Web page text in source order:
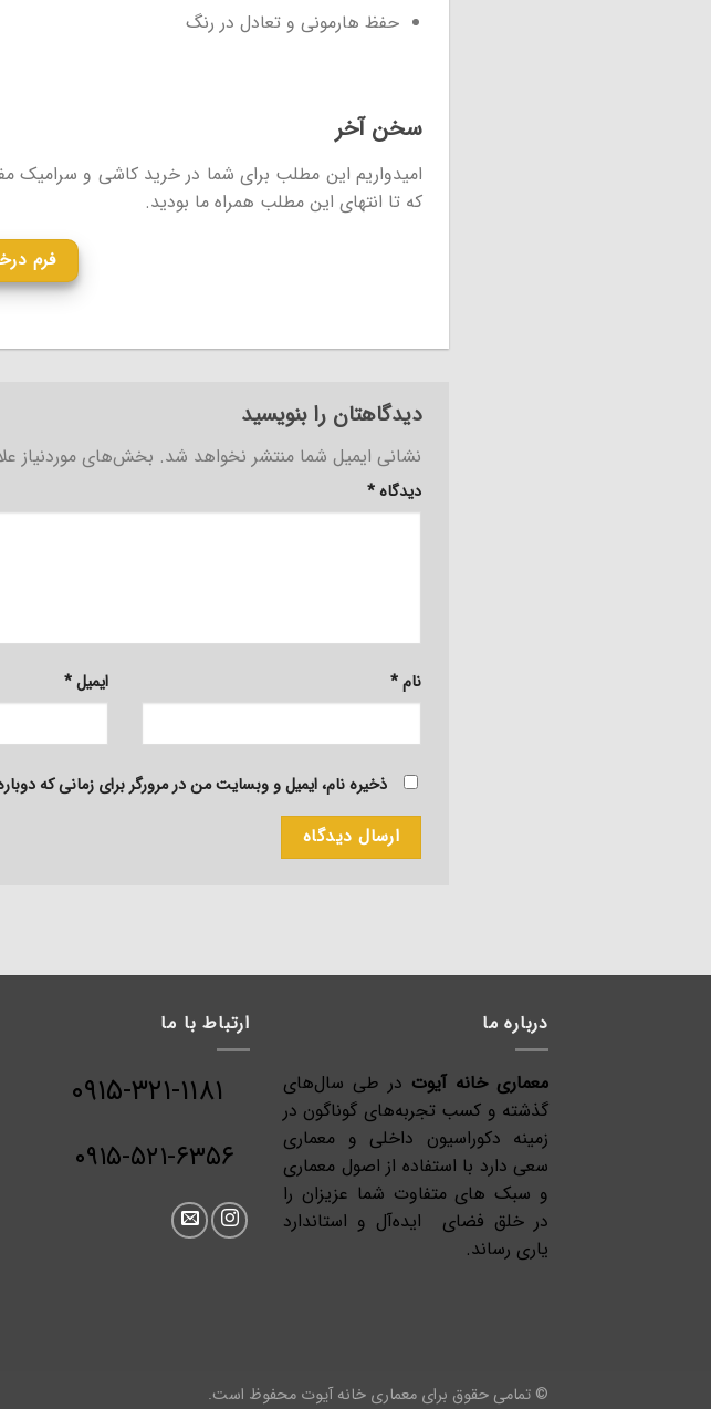
حفظ هارمونی و تعادل در رنگ
سخن آخر
امیدواریم این مطلب برای شما در خرید کاشی و سرامیک
که تا انتهای این مطلب همراه ما بودید.
فرم
دیدگاهتان را بنویسید
نشانی ایمیل شما منتشر نخواهد شد. بخش‌های موردنیاز
دیدگاه*
نام* ایمیل*
ذخیره نام، ایمیل و وبسایت من در مرورگر برای زمانی که
درباره ما
معماری خانه آیوت در طی سال‌های
گذشته و کسب تجربه‌های گوناگون در
زمینه دکوراسیون داخلی و معماری
سعی دارد با استفاده از اصول معماری
و سبک های متفاوت شما عزیزان را
در خلق فضای ایده‌آل و استاندارد
یاری رساند.
ارتباط با ما
۰۹۱۵-۵۲۱-۶۳۵۶
© تمامی حقوق برای معماری خانه آیوت محفوظ است.